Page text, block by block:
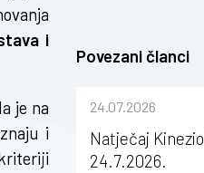
i
je na
i
Povezani članci
24.07.2026
Natječaj
24.7.2026.